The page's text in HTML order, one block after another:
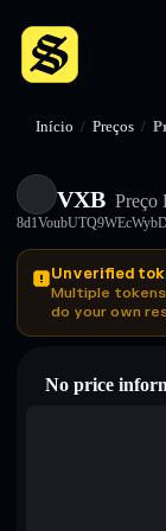
Início / Preços /
VXB Preço
Unverified
Multiple tokens
do your own
No price